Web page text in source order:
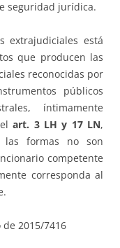
seguridad jurídica.
extrajudiciales está
que producen las
reconocidas por
públicos
íntimamente
elart. 3 LH y 17 LN,
las formas no son
competente
corresponda al
2015/7416